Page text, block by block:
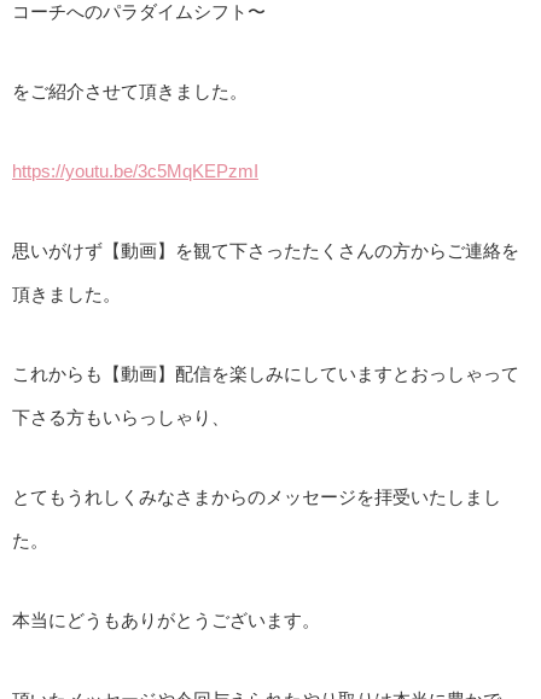
コーチへのパラダイムシフト〜
をご紹介させて頂きました。
https://youtu.be/3c5MqKEPzmI
思いがけず【動画】を観て下さったたくさんの方からご連絡を
頂きました。
これからも【動画】配信を楽しみにしていますとおっしゃって
下さる方もいらっしゃり、
とてもうれしくみなさまからのメッセージを拝受いたしまし
た。
本当にどうもありがとうございます。